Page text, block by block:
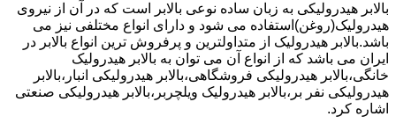
بالابر هیدرولیکی به زبان ساده نوعی بالابر است که در آن از نیروی
هیدرولیک(روغن)استفاده می شود و دارای انواع مختلفی نیز می
باشد.بالابر هیدرولیک از متداولترین و پرفروش ترین انواع بالابر در
ایران می باشد که از انواع آن می توان به بالابر هیدرولیک
خانگی،بالابر هیدرولیکی فروشگاهی،بالابر هیدرولیکی انبار،بالابر
هیدرولیکی نفر بر،بالابر هیدرولیک ویلچربر،بالابر هیدرولیکی صنعتی
اشاره کرد.